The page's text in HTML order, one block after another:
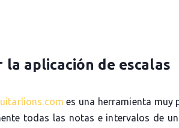
la aplicación de escalas
es una herramienta muy
todas las notas e intervalos de